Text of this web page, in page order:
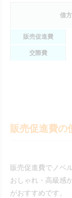
借方
販売促進費
交際費
販売促進費の
販売促進費でノベ
おしゃれ・高級感
がおすすめです。